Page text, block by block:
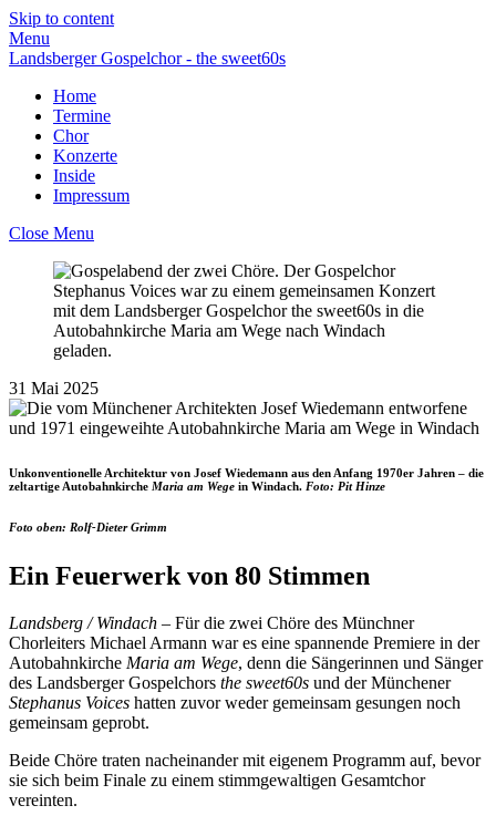
Skip to content
Menu
Landsberger Gospelchor - the sweet60s
Home
Termine
Chor
Konzerte
Inside
Impressum
Close Menu
31 Mai 2025
Unkonventionelle Architektur von Josef Wiedemann aus den Anfang 1970er Jahren – die
zeltartige Autobahnkirche Maria am Wege in Windach. Foto: Pit Hinze
Foto oben: Rolf-Dieter Grimm
Ein Feuerwerk von 80 Stimmen
Landsberg / Windach – Für die zwei Chöre des Münchner
Chorleiters Michael Armann war es eine spannende Premiere in der
Autobahnkirche Maria am Wege, denn die Sängerinnen und Sänger
des Landsberger Gospelchors the sweet60s und der Münchener
Stephanus Voices hatten zuvor weder gemeinsam gesungen noch
gemeinsam geprobt.
Beide Chöre traten nacheinander mit eigenem Programm auf, bevor
sie sich beim Finale zu einem stimmgewaltigen Gesamtchor
vereinten.